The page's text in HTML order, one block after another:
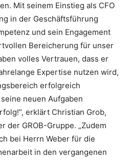
Mit seinem Einstieg als CFO
in der Geschäftsführung
und sein Engagement
Bereicherung für unser
volles Vertrauen, dass er
Expertise nutzen wird,
erfolgreich
neuen Aufgaben
erklärt Christian Grob,
der GROB-Gruppe. „Zudem
bei Herrn Weber für die
in den vergangenen